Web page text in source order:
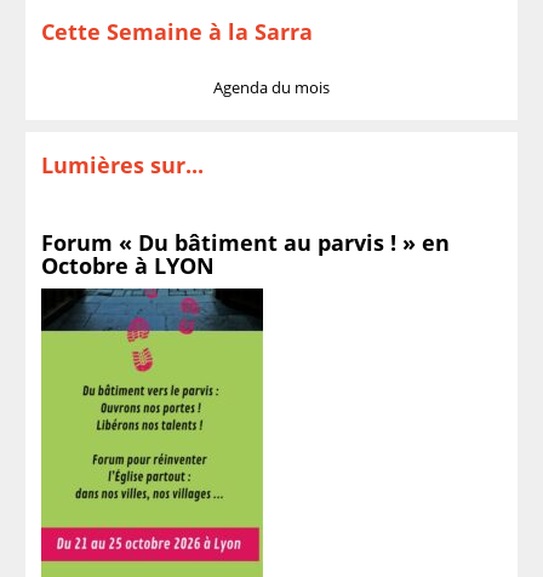
Cette Semaine à la Sarra
Agenda du mois
Lumières sur...
Forum « Du bâtiment au parvis ! » en
Octobre à LYON